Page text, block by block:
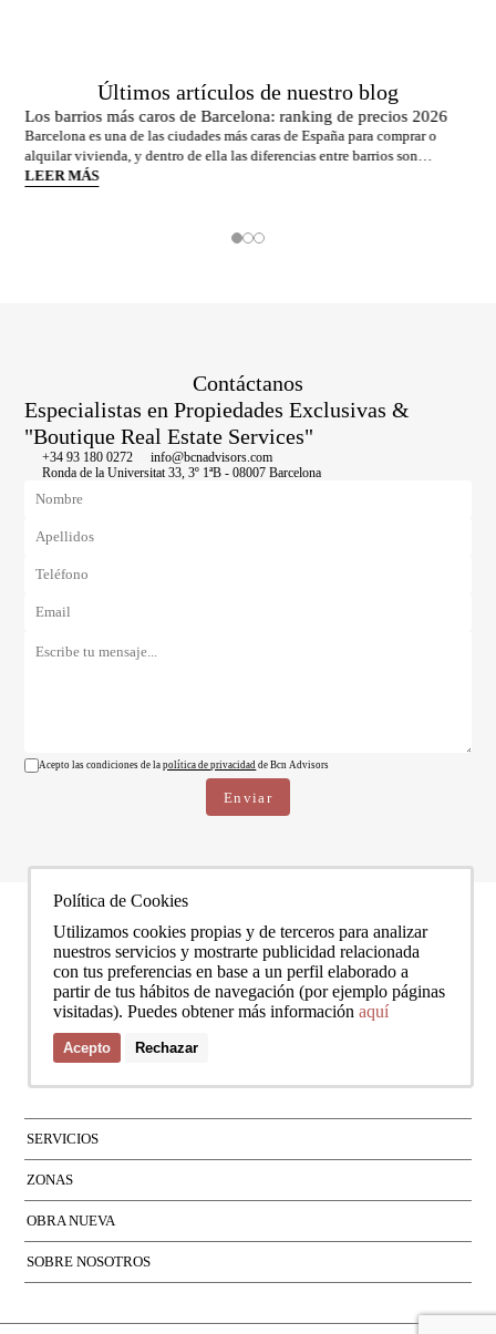
Últimos artículos de nuestro blog
Los barrios más caros de Barcelona: ranking de precios 2026
Barcelona es una de las ciudades más caras de España para comprar o
alquilar vivienda, y dentro de ella las diferencias entre barrios son
enormes. El precio medio de la ciudad se sitúa en torno a los 5.269 €/m² a
LEER MÁS
Contáctanos
Especialistas en Propiedades Exclusivas &
"Boutique Real Estate Services"
+34 93 180 0272
info@bcnadvisors.com
Ronda de la Universitat 33, 3º 1ªB - 08007 Barcelona
Acepto las condiciones de lapolítica de privacidad de Bcn Advisors
SERVICIOS
ZONAS
OBRA NUEVA
SOBRE NOSOTROS
Política de Cookies
Utilizamos cookies propias y de terceros para analizar
nuestros servicios y mostrarte publicidad relacionada
con tus preferencias en base a un perfil elaborado a
partir de tus hábitos de navegación (por ejemplo páginas
visitadas). Puedes obtener más información aquí
Acepto Rechazar